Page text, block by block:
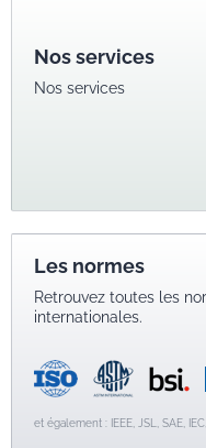
Nos services
Nos services
Les normes
Retrouvez toutes les
internationales.
et également : IEEE, JSL, SAE, IEC,